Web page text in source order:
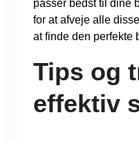
passer bedst til dine
for at afveje alle
at finde den perfekte
Tips og
effektiv